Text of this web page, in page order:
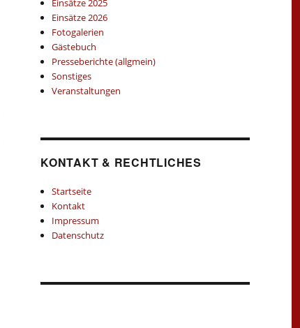
Einsätze 2025
Einsätze 2026
Fotogalerien
Gästebuch
Presseberichte (allgmein)
Sonstiges
Veranstaltungen
KONTAKT & RECHTLICHES
Startseite
Kontakt
Impressum
Datenschutz